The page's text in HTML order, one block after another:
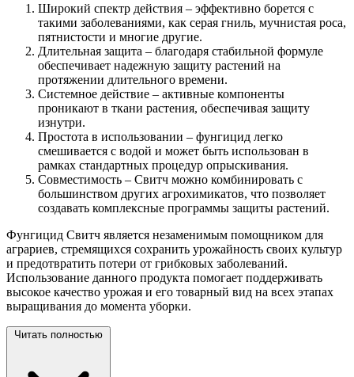
Широкий спектр действия – эффективно борется с
такими заболеваниями, как серая гниль, мучнистая роса,
пятнистости и многие другие.
Длительная защита – благодаря стабильной формуле
обеспечивает надежную защиту растений на
протяжении длительного времени.
Системное действие – активные компоненты
проникают в ткани растения, обеспечивая защиту
изнутри.
Простота в использовании – фунгицид легко
смешивается с водой и может быть использован в
рамках стандартных процедур опрыскивания.
Совместимость – Свитч можно комбинировать с
большинством других агрохимикатов, что позволяет
создавать комплексные программы защиты растений.
Фунгицид Свитч является незаменимым помощником для
аграриев, стремящихся сохранить урожайность своих культур
и предотвратить потери от грибковых заболеваний.
Использование данного продукта помогает поддерживать
высокое качество урожая и его товарный вид на всех этапах
выращивания до момента уборки.
Читать полностью